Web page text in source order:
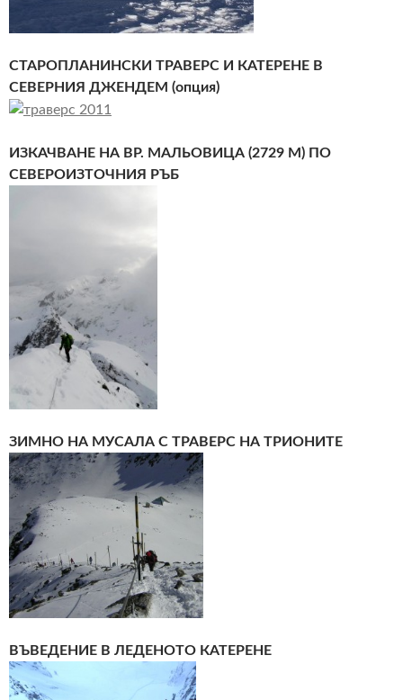
СТАРОПЛАНИНСКИ ТРАВЕРС И КАТЕРЕНЕ В
СЕВЕРНИЯ ДЖЕНДЕМ (опция)
ИЗКАЧВАНЕ НА ВР. МАЛЬОВИЦА (2729 М) ПО
СЕВЕРОИЗТОЧНИЯ РЪБ
ЗИМНО НА МУСАЛА С ТРАВЕРС НА ТРИОНИТЕ
ВЪВЕДЕНИЕ В ЛЕДЕНОТО КАТЕРЕНЕ